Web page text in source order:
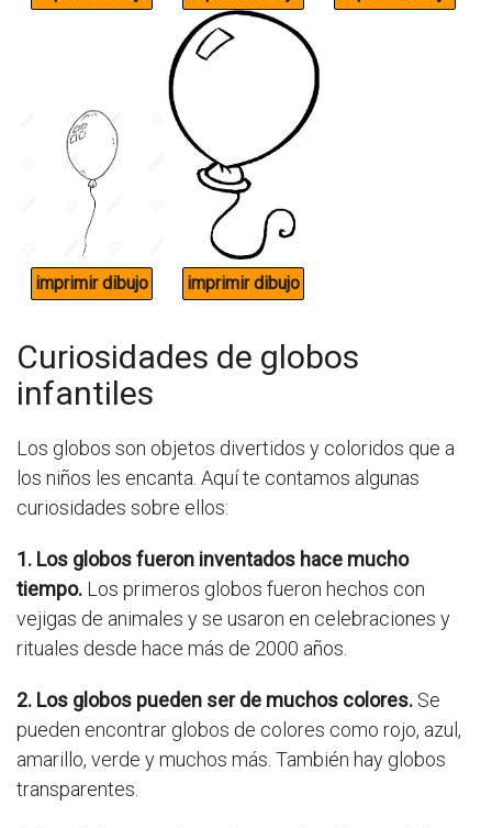
Curiosidades de globos
infantiles
Los globos son objetos divertidos y coloridos que a
los niños les encanta. Aquí te contamos algunas
curiosidades sobre ellos:
1. Los globos fueron inventados hace mucho
tiempo. Los primeros globos fueron hechos con
vejigas de animales y se usaron en celebraciones y
rituales desde hace más de 2000 años.
2. Los globos pueden ser de muchos colores. Se
pueden encontrar globos de colores como rojo, azul,
amarillo, verde y muchos más. También hay globos
transparentes.